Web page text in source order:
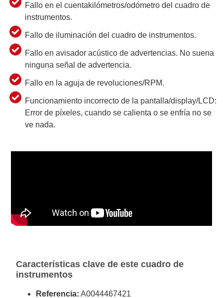
Fallo en el cuentakilómetros/odómetro del cuadro de
instrumentos.
Fallo de iluminación del cuadro de instrumentos.
Fallo en avisador acústico de advertencias. No suena
ninguna señal de advertencia.
Fallo en la aguja de revoluciones/RPM.
Funcionamiento incorrecto de la pantalla/display/LCD:
Error de píxeles, cuando se calienta o se enfría no se
ve nada.
Características clave de este cuadro de
instrumentos
Referencia: A0044467421